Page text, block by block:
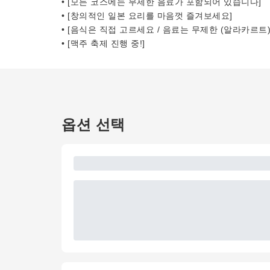
• [창의적인 일본 요리를 마음껏 즐겨보세요]
• [음식은 직접 고르세요 / 음료는 무제한 (알라카르트
• [맥주 축제 진행 중!]
옵션 선택